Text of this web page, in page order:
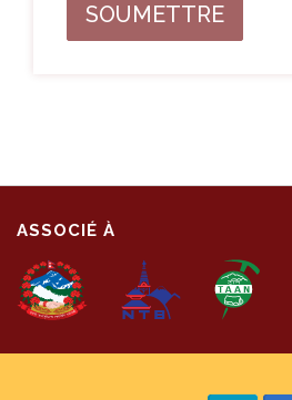
SOUMETTRE
ASSOCIÉ À